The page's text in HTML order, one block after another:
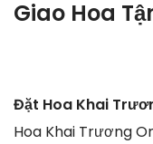
Giao Hoa
Đặt Hoa Khai
Hoa Khai Trương